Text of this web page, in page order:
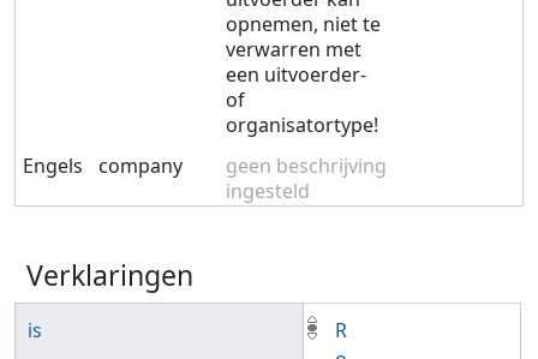
opnemen, niet te
verwarren met
een uitvoerder-
of
organisatortype!
Engels
company
geen beschrijving
ingesteld
Verklaringen
is
R